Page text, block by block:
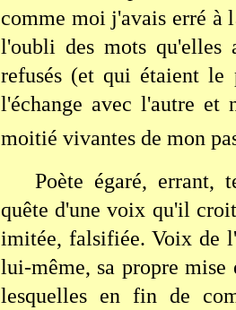
comme moi j'avais erré à
l'oubli des mots qu'elles
refusés (et qui étaient le
l'échange avec l'autre et
moitié vivantes de mon
Poète égaré, errant,
quête d'une voix qu'il
imitée, falsifiée. Voix de
lui-même, sa propre mise
lesquelles en fin de